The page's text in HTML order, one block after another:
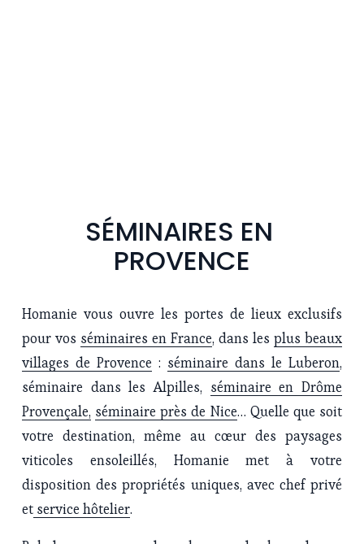
SÉMINAIRES EN
PROVENCE
Homanie vous ouvre les portes de lieux exclusifs
pour vos séminaires en France, dans lesplus beaux
villages de Provence : séminaire dans le Luberon,
séminaire dans les Alpilles, séminaire en Drôme
Provençale, séminaire près de Nice… Quelle que soit
votre destination, même au cœur des paysages
viticoles ensoleillés, Homanie met à votre
disposition des propriétés uniques, avec chef privé
etservice hôtelier.